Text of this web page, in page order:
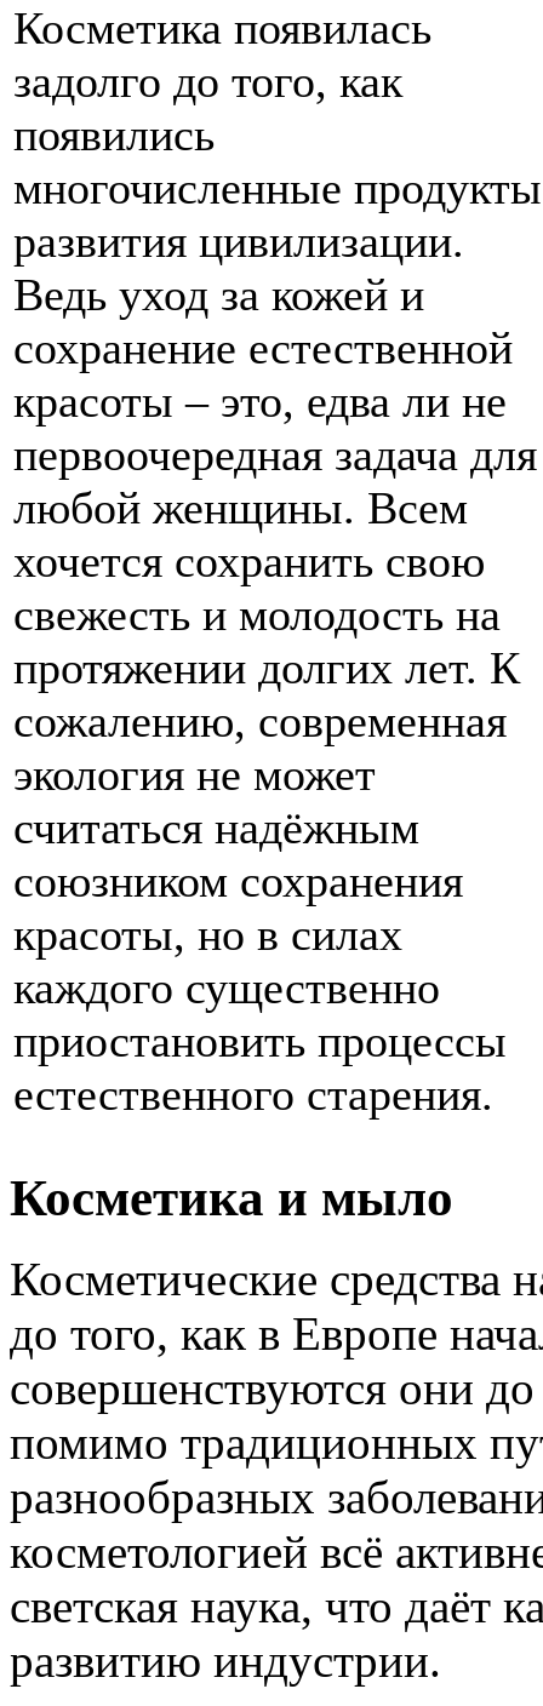
Косметика появилась
задолго до того, как
появились
многочисленные продукты
развития цивилизации.
Ведь уход за кожей и
сохранение естественной
красоты – это, едва ли не
первоочередная задача для
любой женщины. Всем
хочется сохранить свою
свежесть и молодость на
протяжении долгих лет. К
сожалению, современная
экология не может
считаться надёжным
союзником сохранения
красоты, но в силах
каждого существенно
приостановить процессы
естественного старения.
Косметика и мыло
Косметические средства
до того, как в Европе
совершенствуются они
помимо традиционных
разнообразных
косметологией всё
светская наука, что даёт
развитию индустрии.